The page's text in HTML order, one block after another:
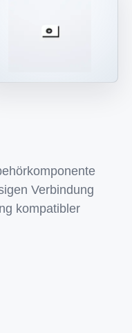
Verbindung
kompatibler